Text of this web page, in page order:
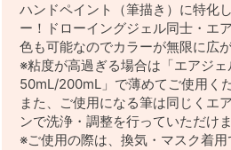
ハンドペイント（筆描き）に特化
ー！ドローイングジェル同士・エ
色も可能なのでカラーが無限に広が
※粘度が高過ぎる場合は「エアジ
50mL/200mL」で薄めてご使用くだ
また、ご使用になる筆は同じくエ
ンで洗浄・調整を行っていただけま
※ご使用の際は、換気・マスク着用